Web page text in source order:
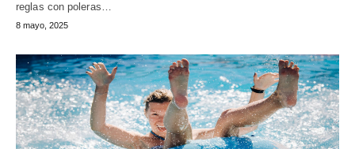
reglas con poleras…
8 mayo, 2025